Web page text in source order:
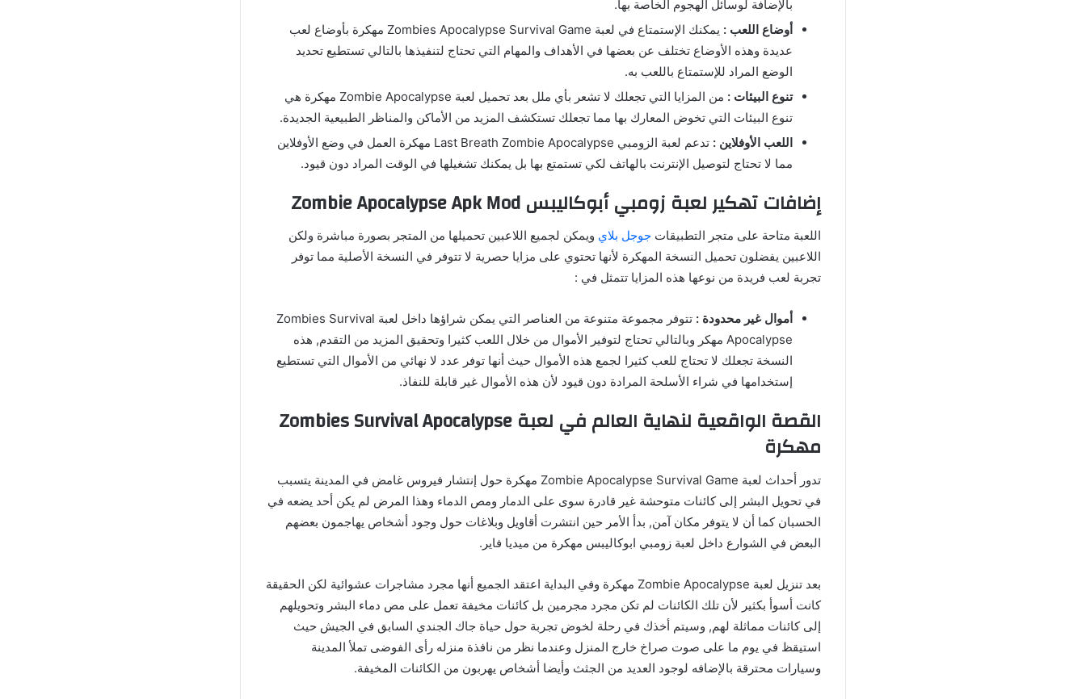
بالإضافة لوسائل الهجوم الخاصة بها.
أوضاع اللعب :
يمكنك الإستمتاع في لعبة Zombies Apocalypse Survival Game مهكرة بأوضاع لعب
عديدة وهذه الأوضاع تختلف عن بعضها في الأهداف والمهام التي تحتاج لتنفيذها بالتالي تستطيع تحديد
الوضع المراد للإستمتاع باللعب به.
تنوع البيئات :
من المزايا التي تجعلك لا تشعر بأي ملل بعد تحميل لعبة Zombie Apocalypse مهكرة هي
تنوع البيئات التي تخوض المعارك بها مما تجعلك تستكشف المزيد من الأماكن والمناظر الطبيعية الجديدة.
اللعب الأوفلاين :
تدعم لعبة الزومبي Last Breath Zombie Apocalypse مهكرة العمل في وضع الأوفلاين
مما لا تحتاج لتوصيل الإنترنت بالهاتف لكي تستمتع بها بل يمكنك تشغيلها في الوقت المراد دون قيود.
إضافات تهكير لعبة زومبي أبوكاليبس Zombie Apocalypse Apk Mod
اللعبة متاحة على متجر التطبيقات جوجل بلاي ويمكن لجميع اللاعبين تحميلها من المتجر بصورة مباشرة ولكن
اللاعبين يفضلون تحميل النسخة المهكرة لأنها تحتوي على مزايا حصرية لا تتوفر في النسخة الأصلية مما توفر
تجربة لعب فريدة من نوعها هذه المزايا تتمثل في :
أموال غير محدودة :
تتوفر مجموعة متنوعة من العناصر التي يمكن شراؤها داخل لعبة Zombies Survival
Apocalypse مهكر وبالتالي تحتاج لتوفير الأموال من خلال اللعب كثيرا وتحقيق المزيد من التقدم, هذه
النسخة تجعلك لا تحتاج للعب كثيرا لجمع هذه الأموال حيث أنها توفر عدد لا نهائي من الأموال التي تستطيع
إستخدامها في شراء الأسلحة المرادة دون قيود لأن هذه الأموال غير قابلة للنفاذ.
القصة الواقعية لنهاية العالم في لعبة Zombies Survival Apocalypse
مهكرة
تدور أحداث لعبة Zombie Apocalypse Survival Game مهكرة حول إنتشار فيروس غامض في المدينة يتسبب
في تحويل البشر إلى كائنات متوحشة غير قادرة سوى على الدمار ومص الدماء وهذا المرض لم يكن أحد يضعه في
الحسبان كما أن لا يتوفر مكان آمن, بدأ الأمر حين انتشرت أقاويل وبلاغات حول وجود أشخاص يهاجمون بعضهم
البعض في الشوارع داخل لعبة زومبي ابوكاليبس مهكرة من ميديا فاير.
بعد تنزيل لعبة Zombie Apocalypse مهكرة وفي البداية اعتقد الجميع أنها مجرد مشاجرات عشوائية لكن الحقيقة
كانت أسوأ بكثير لأن تلك الكائنات لم تكن مجرد مجرمين بل كائنات مخيفة تعمل على مص دماء البشر وتحويلهم
إلى كائنات مماثلة لهم, وسيتم أخذك في رحلة لخوض تجربة حول حياة جاك الجندي السابق في الجيش حيث
استيقظ في يوم ما على صوت صراخ خارج المنزل وعندما نظر من نافذة منزله رأى الفوضى تملأ المدينة
وسيارات محترقة بالإضافه لوجود العديد من الجثث وأيضا أشخاص يهربون من الكائنات المخيفة.